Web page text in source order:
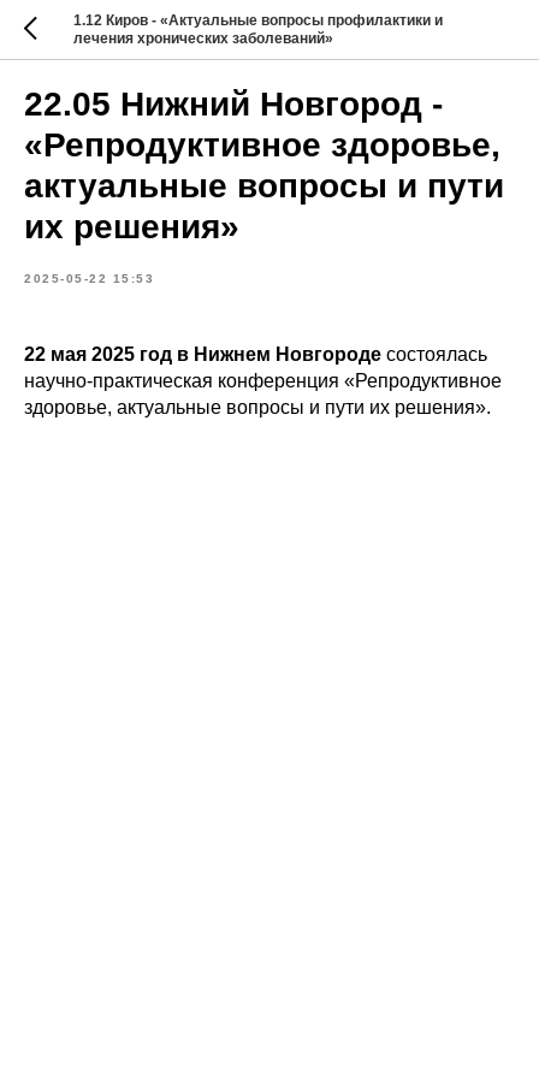
1.12 Киров - «Актуальные вопросы профилактики и
лечения хронических заболеваний»
22.05 Нижний Новгород -
«Репродуктивное здоровье,
актуальные вопросы и пути
их решения»
2025-05-22 15:53
22 мая 2025 год в Нижнем Новгороде состоялась
научно-практическая конференция «Репродуктивное
здоровье, актуальные вопросы и пути их решения».